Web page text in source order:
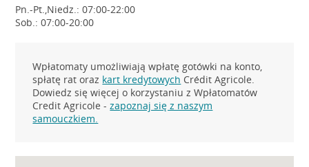
Pn.-Pt.,Niedz.: 07:00-22:00
Sob.: 07:00-20:00
Wpłatomaty umożliwiają wpłatę gotówki na konto,
spłatę rat oraz kart kredytowych Crédit Agricole.
Dowiedz się więcej o korzystaniu z Wpłatomatów
Credit Agricole -zapoznaj się z naszym
samouczkiem.